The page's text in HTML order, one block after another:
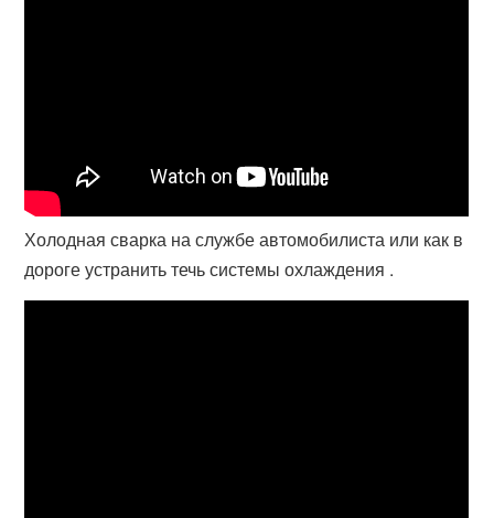
Холодная сварка на службе автомобилиста или как в
дороге устранить течь системы охлаждения .